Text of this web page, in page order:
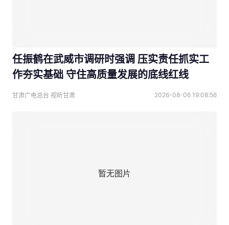
任振鹤在武威市调研时强调 压实责任抓实工
作夯实基础 守住高质量发展的底线红线
甘肃广电总台 视听甘肃 2026-08-06 19:08:56
暂无图片